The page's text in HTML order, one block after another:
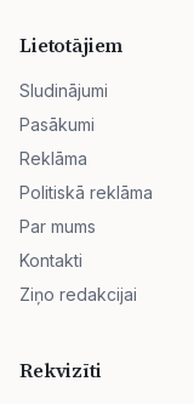
Lietotājiem
Sludinājumi
Pasākumi
Reklāma
Politiskā reklāma
Par mums
Kontakti
Ziņo redakcijai
Rekvizīti